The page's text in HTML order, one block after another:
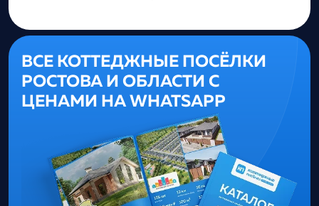
ВСЕ КОТТЕДЖНЫЕ ПОСЁЛКИ
РОСТОВА И ОБЛАСТИ С
ЦЕНАМИ НА WHATSAPP